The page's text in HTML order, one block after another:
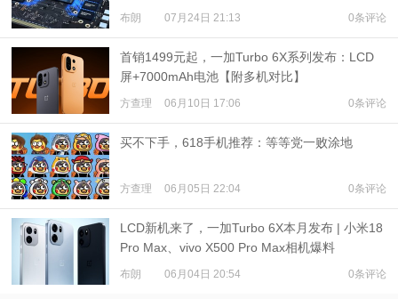
布朗 07月24日 21:13 0条评论
首销1499元起，一加Turbo 6X系列发布：LCD
屏+7000mAh电池【附多机对比】
方查理 06月10日 17:06 0条评论
买不下手，618手机推荐：等等党一败涂地
方查理 06月05日 22:04 0条评论
LCD新机来了，一加Turbo 6X本月发布 | 小米18
Pro Max、vivo X500 Pro Max相机爆料
布朗 06月04日 20:54 0条评论